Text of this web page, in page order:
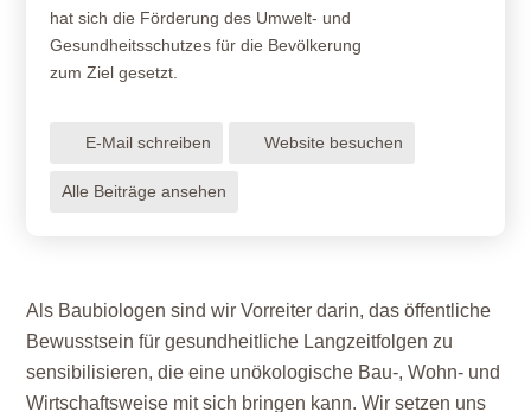
hat sich die Förderung des Umwelt- und
Gesundheitsschutzes für die Bevölkerung
zum Ziel gesetzt.
E-Mail schreiben Website besuchen
Alle Beiträge ansehen
Als Baubiologen sind wir Vorreiter darin, das öffentliche
Bewusstsein für gesundheitliche Langzeitfolgen zu
sensibilisieren, die eine unökologische Bau-, Wohn- und
Wirtschaftsweise mit sich bringen kann. Wir setzen uns